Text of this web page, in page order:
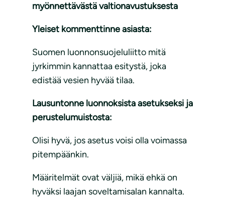
myönnettävästä valtionavustuksesta
Yleiset kommenttinne asiasta:
Suomen luonnonsuojeluliitto mitä
jyrkimmin kannattaa esitystä, joka
edistää vesien hyvää tilaa.
Lausuntonne luonnoksista asetukseksi ja
perustelumuistosta:
Olisi hyvä, jos asetus voisi olla voimassa
pitempäänkin.
Määritelmät ovat väljiä, mikä ehkä on
hyväksi laajan soveltamisalan kannalta.